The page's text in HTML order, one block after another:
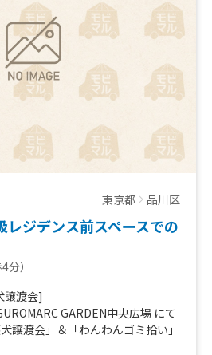
Legacy Parks）
人（3日間合計）
portal/program/yom
www.instagram.com/yominoi
東京都 品川区
レジデンス前スペースでの
分）
譲渡会]
GARDEN中央広場 にて
譲渡会」＆「わんわんゴミ拾い」